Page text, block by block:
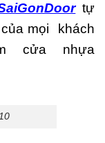
tự
mọi khách
cửa nhựa